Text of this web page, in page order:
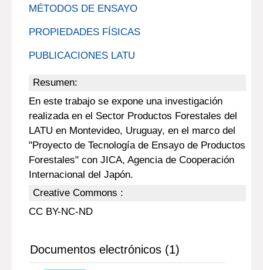
MÉTODOS DE ENSAYO
PROPIEDADES FÍSICAS
PUBLICACIONES LATU
Resumen:
En este trabajo se expone una investigación
realizada en el Sector Productos Forestales del
LATU en Montevideo, Uruguay, en el marco del
"Proyecto de Tecnología de Ensayo de Productos
Forestales" con JICA, Agencia de Cooperación
Internacional del Japón.
Creative Commons :
CC BY-NC-ND
Documentos electrónicos (1)